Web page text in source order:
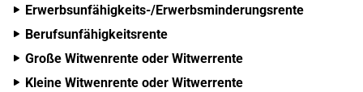
Erwerbsunfähigkeits-/Erwerbsminderungsrente
Berufsunfähigkeitsrente
Große Witwenrente oder Witwerrente
Kleine Witwenrente oder Witwerrente